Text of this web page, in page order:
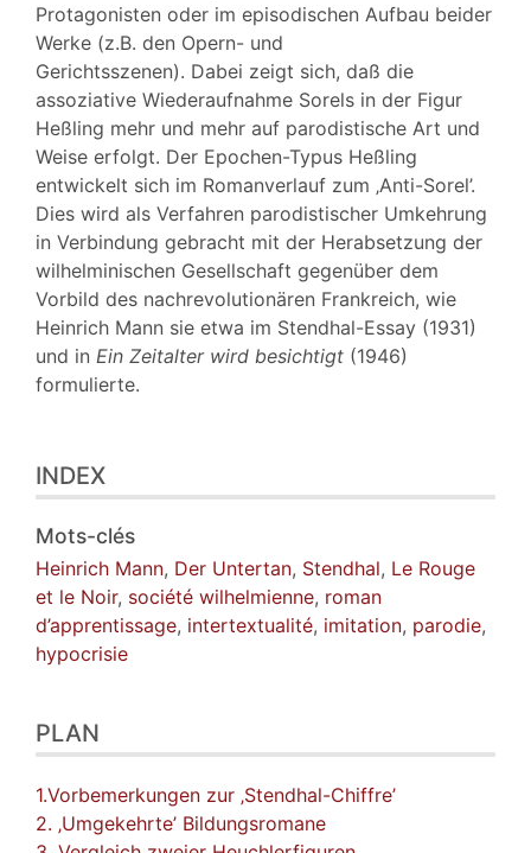
Protagonisten oder im episodischen Aufbau beider
Werke (z.B. den Opern- und
Gerichtsszenen). Dabei zeigt sich, daß die
assoziative Wiederaufnahme Sorels in der Figur
Heßling mehr und mehr auf parodistische Art und
Weise erfolgt. Der Epochen-Typus Heßling
entwickelt sich im Romanverlauf zum ‚Anti-Sorel’.
Dies wird als Verfahren parodistischer Umkehrung
in Verbindung gebracht mit der Herabsetzung der
wilhelminischen Gesellschaft gegenüber dem
Vorbild des nachrevolutionären Frankreich, wie
Heinrich Mann sie etwa im Stendhal-Essay (1931)
und in Ein Zeitalter wird besichtigt (1946)
formulierte.
INDEX
Mots-clés
Heinrich Mann, Der Untertan, Stendhal, Le Rouge
et le Noir, société wilhelmienne, roman
d’apprentissage, intertextualité, imitation, parodie,
hypocrisie
PLAN
1.Vorbemerkungen zur ‚Stendhal-Chiffre’
2. ‚Umgekehrte’ Bildungsromane